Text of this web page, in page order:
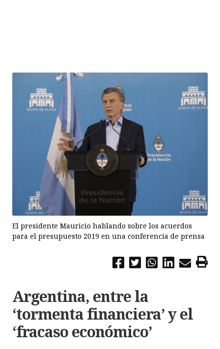
El presidente Mauricio hablando sobre los acuerdos
para el presupuesto 2019 en una conferencia de prensa
Argentina, entre la
‘tormenta financiera’ y el
‘fracaso económico’